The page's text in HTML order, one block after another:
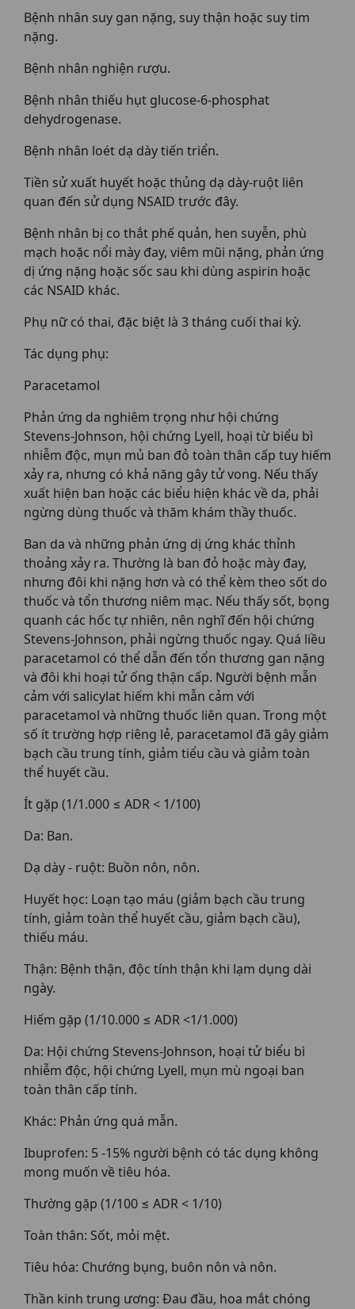
Bệnh nhân suy gan nặng, suy thận hoặc suy tim
nặng.
Bệnh nhân nghiện rượu.
Bệnh nhân thiếu hụt glucose-6-phosphat
dehydrogenase.
Bệnh nhân loét dạ dày tiến triển.
Tiền sử xuất huyết hoặc thủng dạ dày-ruột liên
quan đến sử dụng NSAID trước đây.
Bệnh nhân bị co thắt phế quản, hen suyễn, phù
mạch hoặc nổi mày đay, viêm mũi nặng, phản ứng
dị ứng nặng hoặc sốc sau khi dùng aspirin hoặc
các NSAID khác.
Phụ nữ có thai, đặc biệt là 3 tháng cuối thai kỳ.
Tác dụng phụ:
Paracetamol
Phản ứng da nghiêm trọng như hội chứng
Stevens-Johnson, hội chứng Lyell, hoại từ biểu bì
nhiễm độc, mụn mủ ban đỏ toàn thân cấp tuy hiếm
xảy ra, nhưng có khả năng gây tử vong. Nếu thấy
xuất hiện ban hoặc các biểu hiện khác về da, phải
ngừng dùng thuốc và thăm khám thầy thuốc.
Ban da và những phản ứng dị ứng khác thỉnh
thoảng xảy ra. Thường là ban đỏ hoặc mày đay,
nhưng đôi khi nặng hơn và có thể kèm theo sốt do
thuốc và tổn thương niêm mạc. Nếu thấy sốt, bọng
quanh các hốc tự nhiên, nên nghĩ đến hội chứng
Stevens-Johnson, phải ngừng thuốc ngay. Quá liều
paracetamol có thể dẫn đến tổn thương gan nặng
và đôi khi hoại tử ống thận cấp. Người bệnh mẫn
cảm với salicylat hiếm khi mẫn cảm với
paracetamol và những thuốc liên quan. Trong một
số ít trường hợp riêng lẻ, paracetamol đã gây giảm
bạch cầu trung tính, giảm tiểu cầu và giảm toàn
thể huyết cầu.
Ít gặp (1/1.000 ≤ ADR < 1/100)
Da: Ban.
Dạ dày - ruột: Buồn nôn, nôn.
Huyết học: Loạn tạo máu (giảm bạch cầu trung
tính, giảm toàn thể huyết cầu, giảm bạch cầu),
thiếu máu.
Thận: Bệnh thận, độc tính thận khi lạm dụng dài
ngày.
Hiếm gặp (1/10.000 ≤ ADR <1/1.000)
Da: Hội chứng Stevens-Johnson, hoại tử biểu bì
nhiễm độc, hội chứng Lyell, mụn mù ngoại ban
toàn thân cấp tính.
Khác: Phản ứng quá mẫn.
Ibuprofen: 5 -15% người bệnh có tác dụng không
mong muốn về tiêu hóa.
Thường gặp (1/100 ≤ ADR < 1/10)
Toàn thân: Sốt, mỏi mệt.
Tiêu hóa: Chướng bụng, buôn nôn và nôn.
Thần kinh trung ương: Đau đầu, hoa mắt chóng